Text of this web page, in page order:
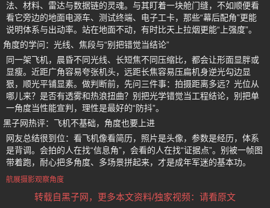
法、材料、雷达与数据链的灵魂。与其盯着一块舱门缝，不如顺便看
看它旁边的地面电源车、测试终端、电子工卡，那些“幕后配角”更能
说明体系与出动率。站在地面不动，有时比天上拉烟更能“上强度”。
角度的学问：光线、焦段与“别把错觉当结论”
同一架飞机，晨昏不同光线、长短焦不同压缩比，都会让形面显胖或
显瘦。近距广角容易夸张机头，远距长焦容易压扁机身逆光勾边显
狠，顺光平铺显素。做判断前，先问三件事：拍摄距离多远？光位从
哪儿来？是否有透雾和热浪扭曲？别把光学错觉当工程结论，别把单
一角度当性能宣判，理性是最好的“防抖”。
黑子网热评：飞机不基础，角度也要上进
网友总结很到位：看飞机像看简历，照片是头像，参数是经历，体系
是背调。会拍的人在找“信息角”，会看的人在找“证据点”。别被一帧图
带着跑，耐心把多角度、多场景拼起来，才是成年军迷的基本功。
航展摄影观察角度
转载自黑子网，更多本文资料/独家视频：请看原文